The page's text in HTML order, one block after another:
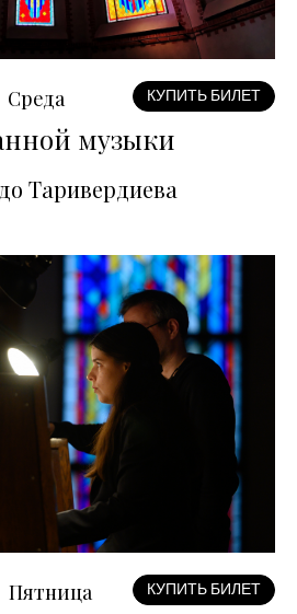
Среда КУПИТЬ БИЛЕТ
музыки
Таривердиева
Пятница КУПИТЬ БИЛЕТ